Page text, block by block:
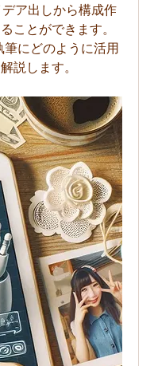
ア出しから構成作
ことができます。
にどのように活用
説します。